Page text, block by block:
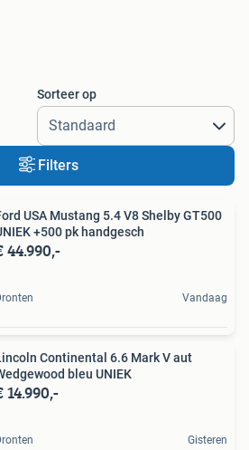
Sorteer op
Filters
USA Mustang 5.4 V8 Shelby GT500
+500 pk handgesch
44.990,-
Vandaag
Continental 6.6 Mark V aut
bleu UNIEK
14.990,-
Gisteren